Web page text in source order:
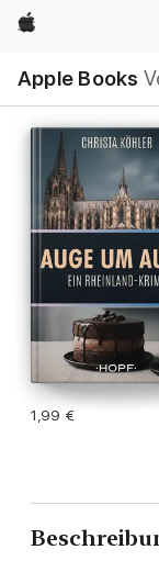
Apple
Apple Books
Navigation
Menü
öffnen
1,99 €